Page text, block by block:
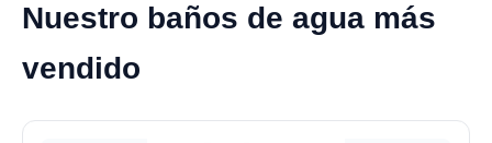
Nuestro baños de agua más
vendido